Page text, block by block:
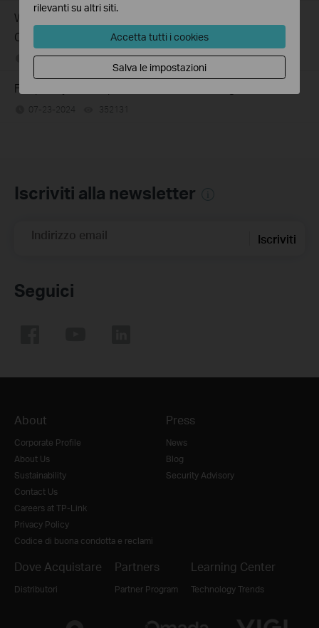
What Can I Do If My PC Has Slow Network Speed When
Connected to an Unmanaged Switch?
07-16-2026 359119views
Frequently asked questions about Unmanaged Switch
07-23-2024 352131
Iscriviti alla newsletter
Indirizzo email Iscriviti
Seguici
About
Corporate Profile
About Us
Sustainability
Contact Us
Careers at TP-Link
Privacy Policy
Codice di buona condotta e reclami
Press
News
Blog
Security Advisory
Dove Acquistare
Distributori
Partners
Partner Program
Learning Center
Technology Trends
rilevanti su altri siti.
Accetta tutti i cookies
Salva le impostazioni